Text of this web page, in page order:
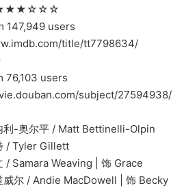
147,949 users
title/tt7798634/
users
subject/27594938/
奥尔平 / Matt Bettinelli-Olpin
Gillett
Weaving | 饰 Grace
MacDowell | 饰 Becky